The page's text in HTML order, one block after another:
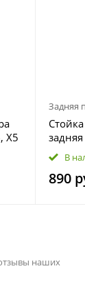
X5
Задняя
задняя
500/A/
X8, Z8,
060700
В
890
наших